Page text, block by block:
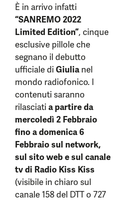
È in arrivo infatti
“SANREMO 2022
Limited Edition”, cinque
esclusive pillole che
segnano il debutto
ufficiale diGiulianel
mondo radiofonico. I
contenuti saranno
rilasciatia partire da
mercoledì 2 Febbraio
fino a domenica 6
Febbraiosul network,
sul sito web e sul canale
tv di Radio Kiss Kiss
(visibile in chiaro sul
canale 158 del DTT o 727